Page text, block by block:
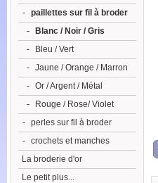
- paillettes sur fil à broder
-
Blanc / Noir / Gris
-
Bleu / Vert
- Jaune / Orange / Marron
- Or / Argent / Métal
-
Rouge / Rose/ Violet
- perles sur fil à broder
- crochets et manches
La broderie d'or
Le petit plus...